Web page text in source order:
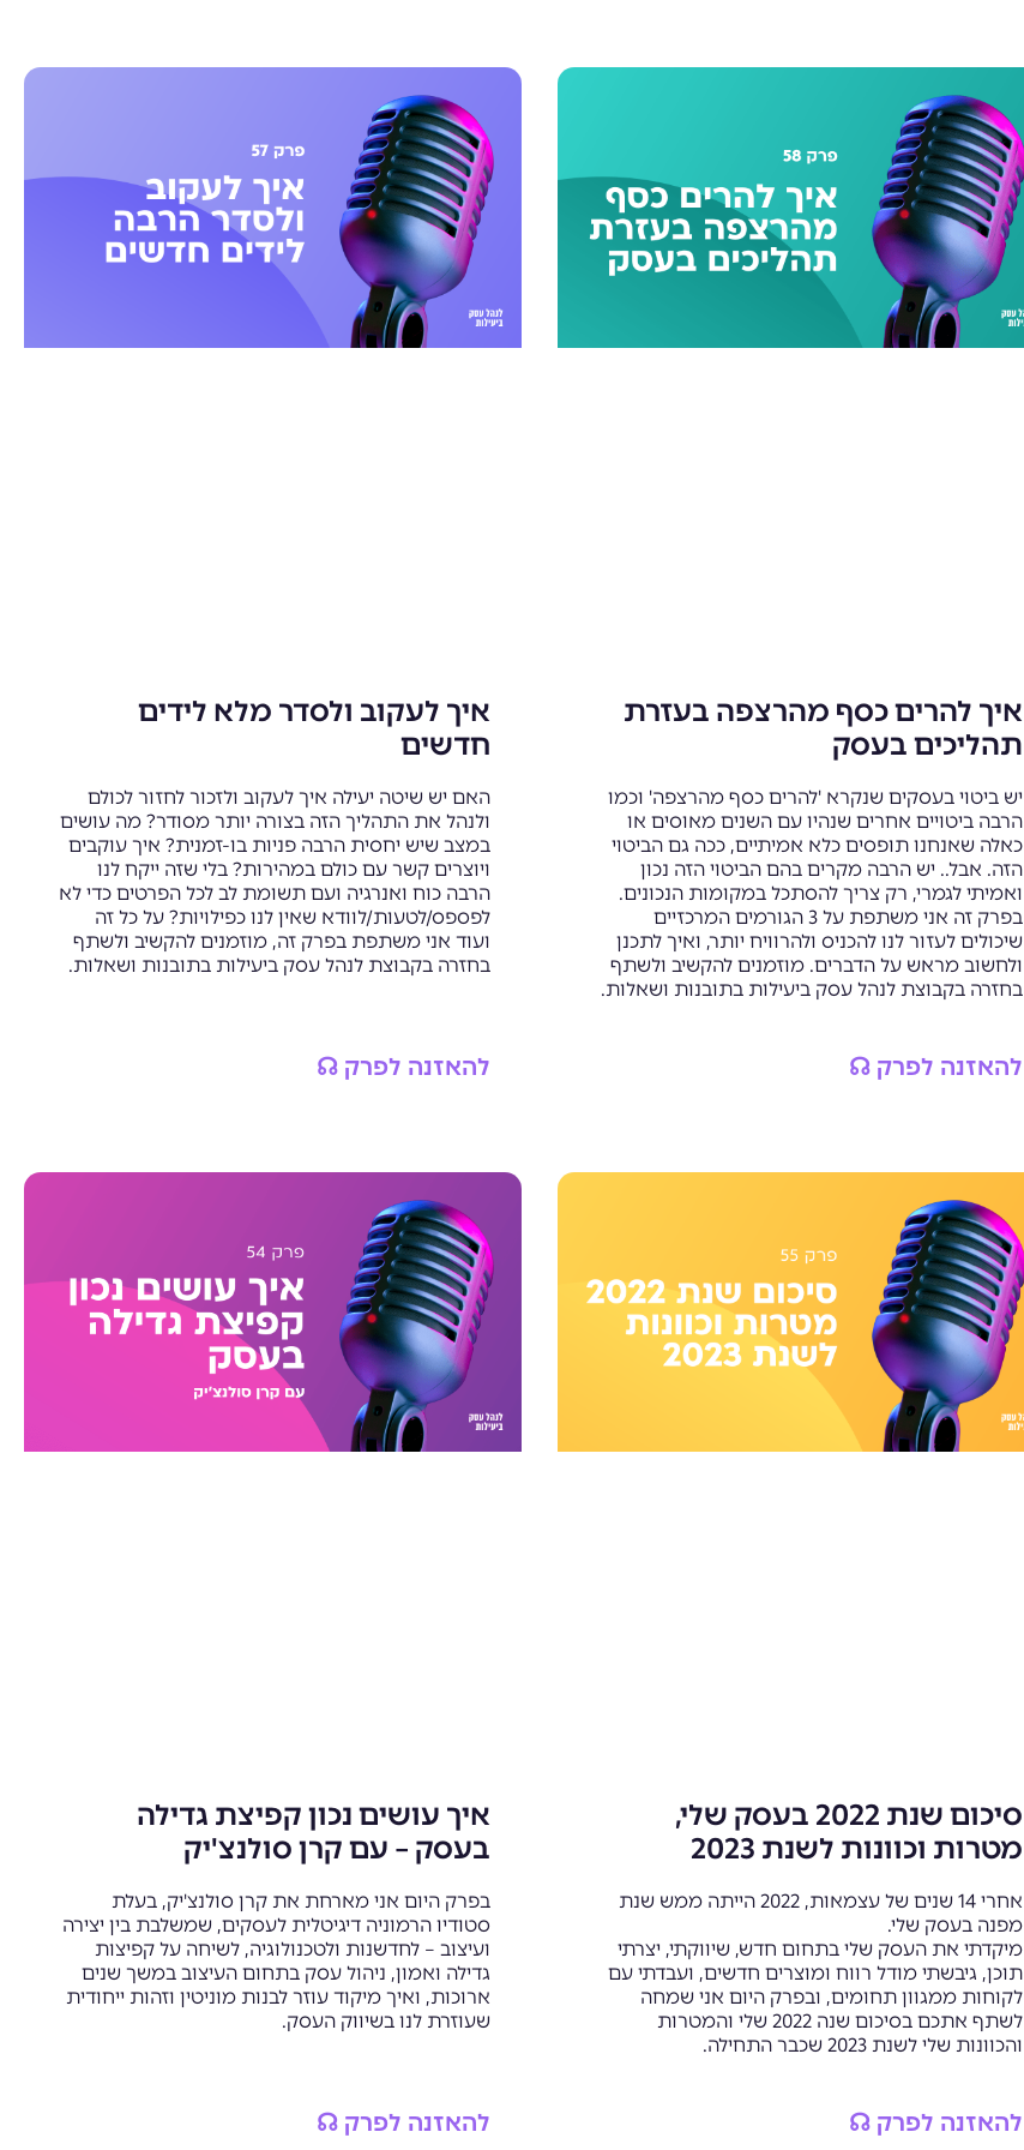
איך להרים כסף מהרצפה בעזרת
תהליכים בעסק
יש ביטוי בעסקים שנקרא 'להרים כסף מהרצפה' וכמו
הרבה ביטויים אחרים שנהיו עם השנים מאוסים או
כאלה שאנחנו תופסים כלא אמיתיים, ככה גם הביטוי
הזה. אבל.. יש הרבה מקרים בהם הביטוי הזה נכון
ואמיתי לגמרי, רק צריך להסתכל במקומות הנכונים.
בפרק זה אני משתפת על 3 הגורמים המרכזיים
שיכולים לעזור לנו להכניס ולהרוויח יותר, ואיך לתכנן
ולחשוב מראש על הדברים. מוזמנים להקשיב ולשתף
בחזרה בקבוצת לנהל עסק ביעילות בתובנות ושאלות.
להאזנה לפרק ☊
איך לעקוב ולסדר מלא לידים
חדשים
האם יש שיטה יעילה איך לעקוב ולזכור לחזור לכולם
ולנהל את התהליך הזה בצורה יותר מסודר? מה עושים
במצב שיש יחסית הרבה פניות בו-זמנית? איך עוקבים
ויוצרים קשר עם כולם במהירות? בלי שזה ייקח לנו
הרבה כוח ואנרגיה ועם תשומת לב לכל הפרטים כדי לא
לפספס/לטעות/לוודא שאין לנו כפילויות? על כל זה
ועוד אני משתפת בפרק זה, מוזמנים להקשיב ולשתף
בחזרה בקבוצת לנהל עסק ביעילות בתובנות ושאלות.
להאזנה לפרק ☊
סיכום שנת 2022 בעסק שלי,
מטרות וכוונות לשנת 2023
אחרי 14 שנים של עצמאות, 2022 הייתה ממש שנת
מפנה בעסק שלי.
מיקדתי את העסק שלי בתחום חדש, שיווקתי, יצרתי
תוכן, גיבשתי מודל רווח ומוצרים חדשים, ועבדתי עם
לקוחות ממגוון תחומים, ובפרק היום אני שמחה
לשתף אתכם בסיכום שנה 2022 שלי והמטרות
והכוונות שלי לשנת 2023 שכבר התחילה.
להאזנה לפרק ☊
איך עושים נכון קפיצת גדילה
בעסק – עם קרן סולנצ'יק
בפרק היום אני מארחת את קרן סולנצ'יק, בעלת
סטודיו הרמוניה דיגיטלית לעסקים, שמשלבת בין יצירה
ועיצוב – לחדשנות ולטכנולוגיה, לשיחה על קפיצות
גדילה ואמון, ניהול עסק בתחום העיצוב במשך שנים
ארוכות, ואיך מיקוד עוזר לבנות מוניטין וזהות ייחודית
שעוזרת לנו בשיווק העסק.
להאזנה לפרק ☊
מ
ו
ד
מ
ו
ד
ו
ד
ד
ד
ד